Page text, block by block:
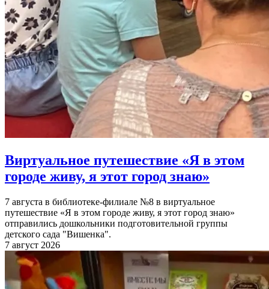
Виртуальное путешествие «Я в этом
городе живу, я этот город знаю»
7 августа в библиотеке-филиале №8 в виртуальное
путешествие «Я в этом городе живу, я этот город знаю»
отправились дошкольники подготовительной группы
детского сада "Вишенка".
7 август 2026